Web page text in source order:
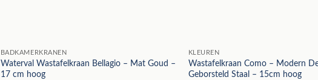
BADKAMERKRANEN
Waterval Wastafelkraan Bellagio – Mat Goud –
17 cm hoog
KLEUREN
Wastafelkraan Como – Modern
Geborsteld Staal – 15cm hoog